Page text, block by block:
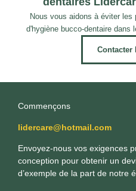
Nous vous aidons à éviter
d'hygiène bucco-dentaire dans
Contacter
Commençons
lidercare@hotmail.com
Envoyez-nous vos exigences
conception pour obtenir un
d’exemple de la part de notre